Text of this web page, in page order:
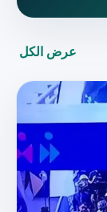
عرض الكل